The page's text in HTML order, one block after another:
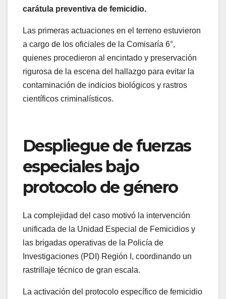
carátula preventiva de femicidio.
Las primeras actuaciones en el terreno estuvieron
a cargo de los oficiales de la Comisaría 6°,
quienes procedieron al encintado y preservación
rigurosa de la escena del hallazgo para evitar la
contaminación de indicios biológicos y rastros
científicos criminalísticos.
Despliegue de fuerzas
especiales bajo
protocolo de género
La complejidad del caso motivó la intervención
unificada de la Unidad Especial de Femicidios y
las brigadas operativas de la Policía de
Investigaciones (PDI) Región I, coordinando un
rastrillaje técnico de gran escala.
La activación del protocolo específico de femicidio